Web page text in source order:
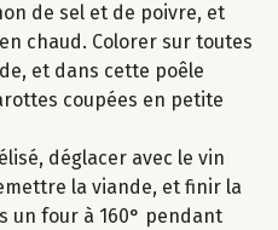
de sel et de poivre, et
chaud. Colorer sur toutes
et dans cette poêle
coupées en petite
déglacer avec le vin
la viande, et finir la
un four à 160° pendant